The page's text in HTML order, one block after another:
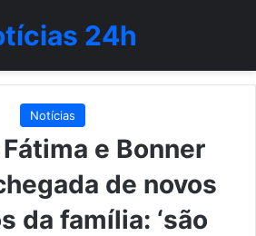
24h
Notícias
e Bonner
de novos
da família: ‘são